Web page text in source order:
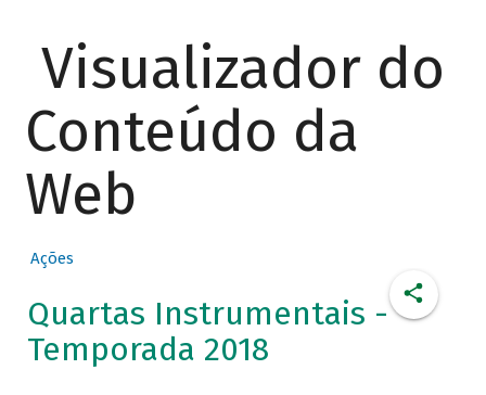
Visualizador do
Conteúdo da
Web
Ações
Quartas Instrumentais -
Temporada 2018